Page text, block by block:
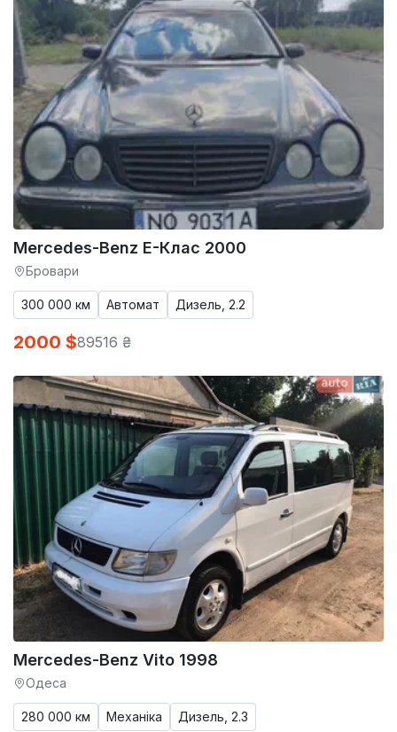
Mercedes-Benz E-Клас 2000
Бровари
300 000 км Автомат Дизель, 2.2
2000 $89516 ₴
Mercedes-Benz Vito 1998
Одеса
280 000 км Механіка Дизель, 2.3